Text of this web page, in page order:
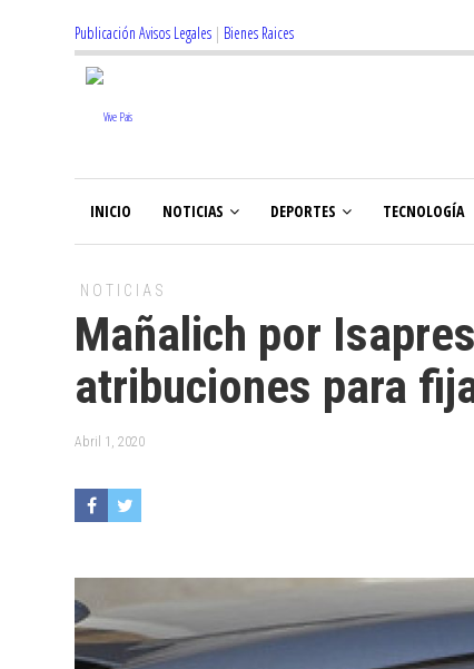
Publicación Avisos Legales | Bienes Raices
INICIO NOTICIAS DEPORTES TECNOLOGÍA
NOTICIAS
Mañalich por
atribuciones para
Abril 1, 2020